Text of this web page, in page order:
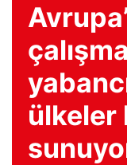
ülkeler